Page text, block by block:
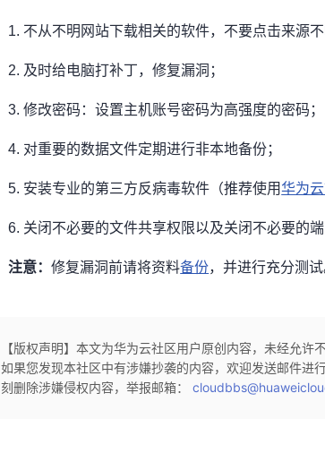
1. 不从不明网站下载相关的软件，不要点击来源不
2. 及时给电脑打补丁，修复漏洞；
3.修改密码：设置主机账号密码为高强度的密码；
4. 对重要的数据文件定期进行非本地备份；
5. 安装专业的第三方反病毒软件（推荐使用华为
6. 关闭不必要的文件共享权限以及关闭不必要的
注意：修复漏洞前请将资料备份，并进行充分测试
【版权声明】本文为华为云社区用户原创内容，未经允许
如果您发现本社区中有涉嫌抄袭的内容，欢迎发送邮件进
刻删除涉嫌侵权内容，举报邮箱：